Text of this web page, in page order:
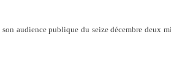
audience publique du seize décembre deux